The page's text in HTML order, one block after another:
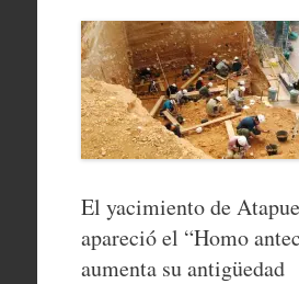
El yacimiento de
apareció el “Homo
aumenta su antigüedad